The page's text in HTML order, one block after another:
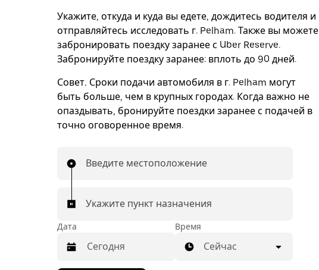
Укажите, откуда и куда вы едете, дождитесь водителя и
отправляйтесь исследовать г. Pelham. Также вы можете
забронировать поездку заранее с Uber Reserve.
Забронируйте поездку заранее: вплоть до 90 дней.
Совет. Сроки подачи автомобиля в г. Pelham могут
быть больше, чем в крупных городах. Когда важно не
опаздывать, бронируйте поездки заранее с подачей в
точно оговоренное время.
Введите местоположение
Укажите пункт назначения
Дата Время
Сейчас